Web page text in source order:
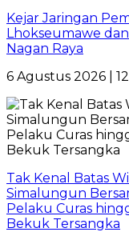
Kejar Jaringan
Lhokseumawe
Nagan Raya
6 Agustus 2026 |
Tak Kenal Batas
Simalungun
Pelaku Curas
Bekuk Tersangka